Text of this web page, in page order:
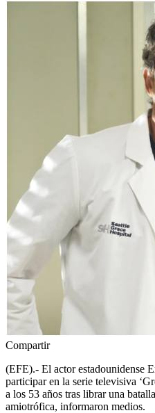
Compartir
(EFE).- El actor estadounidense
participar en la serie televisiva
a los 53 años tras librar una
amiotrófica, informaron medios.